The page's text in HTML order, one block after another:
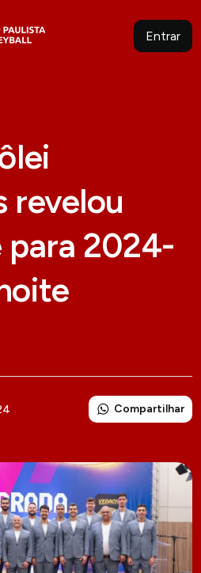
Entrar
revelou
para 2024-
Compartilhar